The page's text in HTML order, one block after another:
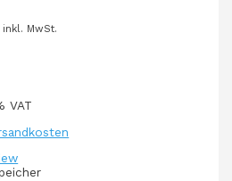
inkl. MwSt.
VAT